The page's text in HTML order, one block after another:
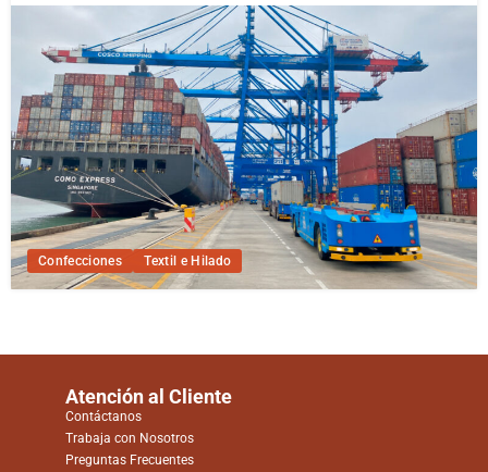
Confecciones Textil e Hilado
Atención al Cliente
Contáctanos
Trabaja con Nosotros
Preguntas Frecuentes